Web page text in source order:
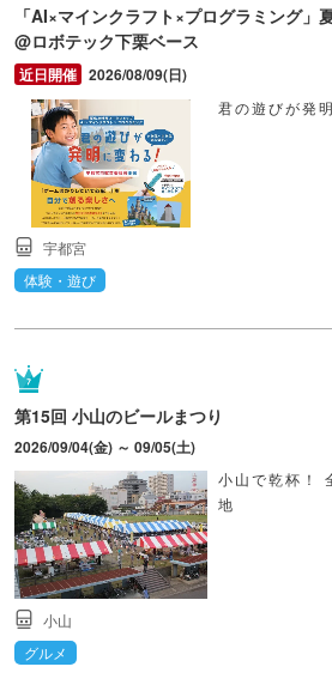
「AI×マインクラフト×プログラミング」
@ロボテック下栗ベース
2026/08/09(日)
君の遊びが発
宇都宮
体験・遊び
第15回 小山のビールまつり
2026/09/04(金) ～ 09/05(土)
小山で乾杯！
地
小山
グルメ